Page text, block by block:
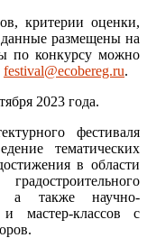
критерии оценки,
данные размещены на
по конкурсу можно
festival@ecobereg.ru.
2023 года.
фестиваля
тематических
в области
а также научно-
мастер-классов с